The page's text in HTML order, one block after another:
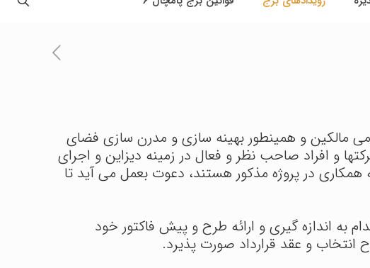
دارد در راستای نظر مجمع عمومی مالکین و همینطور بهینه سازی و مدرن سازی فضای
شرکتها و افراد صاحب نظر و فعال در زمینه دیزاین و اجرای
در پروژه مذکور هستند، دعوت بعمل می آید تا
به اندازه گیری و ارائه طرح و پیش فاکتور خود